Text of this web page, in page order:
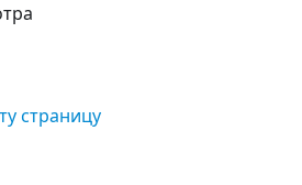
страницу